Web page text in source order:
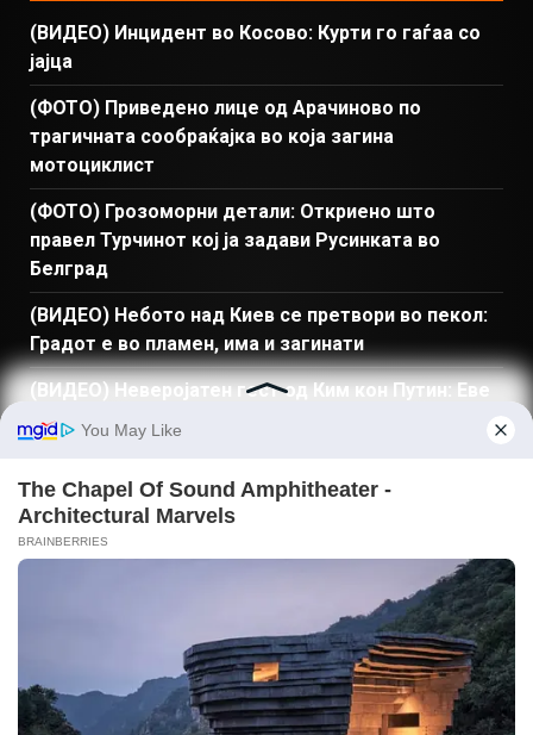
(ВИДЕО) Инцидент во Косово: Курти го гаѓаа со
јајца
(ФОТО) Приведено лице од Арачиново по
трагичната сообраќајка во која загина
мотоциклист
(ФОТО) Грозоморни детали: Откриено што
правел Турчинот кој ја задави Русинката во
Белград
(ВИДЕО) Небото над Киев се претвори во пекол:
Градот е во пламен, има и загинати
(ВИДЕО) Неверојатен гест од Ким кон Путин: Еве
што итно испратил во Русија
ПРЕБАРАЈ
Спорт
Магазин
Најново
Донации